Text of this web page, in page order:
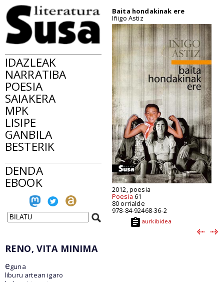
IDAZLEAK
NARRATIBA
POESIA
SAIAKERA
MPK
LISIPE
GANBILA
BESTERIK
DENDA
EBOOK
Baita hondakinak ere
Iñigo Astiz
2012, poesia
Poesia 61
80 orrialde
978-84-92468-36-2
aurkibidea
RENO, VITA MINIMA
eguna
liburu artean igaro